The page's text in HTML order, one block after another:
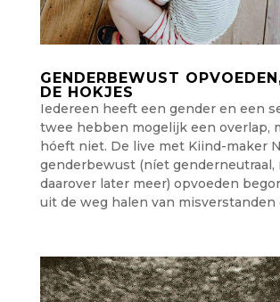
GENDERBEWUST
DE HOKJES
Iedereen heeft een gender en een
twee hebben mogelijk een overlap,
hóeft niet. De live met Kiind-maker
genderbewust (níet genderneutraal,
daarover later meer) opvoeden
uit de weg halen van misverstanden